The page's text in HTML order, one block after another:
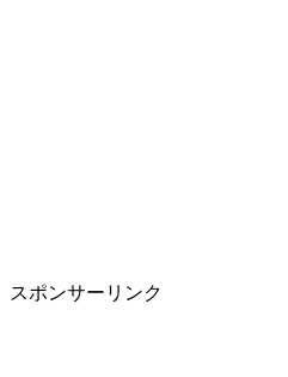
スポンサーリンク